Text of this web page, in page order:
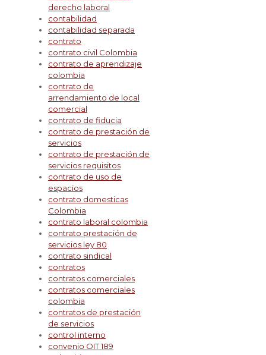
derecho laboral
contabilidad
contabilidad separada
contrato
contrato civil Colombia
contrato de aprendizaje
colombia
contrato de
arrendamiento de local
comercial
contrato de fiducia
contrato de prestación de
servicios
contrato de prestación de
servicios requisitos
contrato de uso de
espacios
contrato domesticas
Colombia
contrato laboral colombia
contrato prestación de
servicios ley 80
contrato sindical
contratos
contratos comerciales
contratos comerciales
colombia
contratos de prestación
de servicios
control interno
convenio OIT 189